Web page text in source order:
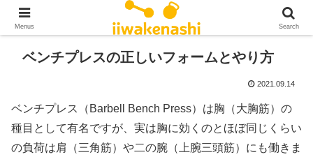
ベンチプレスの正しいフォームとやり方
2021.09.14
ベンチプレス（Barbell Bench Press）は胸（大胸筋）の
種目として有名ですが、実は胸に効くのとほぼ同じくらい
の負荷は肩（三角筋）や二の腕（上腕三頭筋）にも働きま
Menus Search